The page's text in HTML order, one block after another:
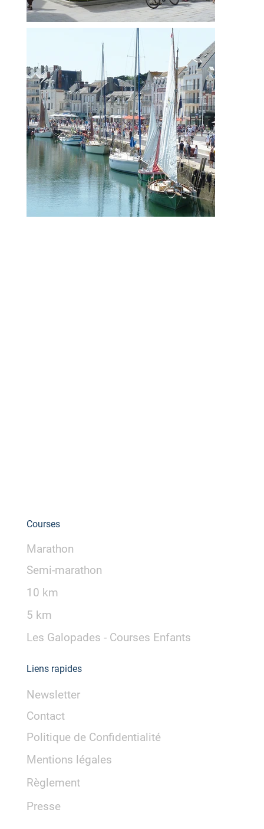
Courses
Marathon
Semi-marathon
10 km
5 km
Les Galopades - Courses Enfants
Liens rapides
Newsletter
Contact
Politique de Confidentialité
Règlement
Mentions légales
Presse